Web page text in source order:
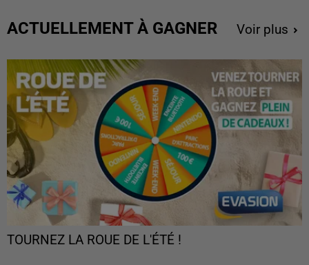
ACTUELLEMENT À GAGNER Voir plus
TOURNEZ LA ROUE DE L'ÉTÉ !